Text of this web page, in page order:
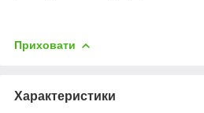
Приховати
Характеристики